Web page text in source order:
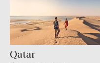
Qatar